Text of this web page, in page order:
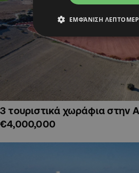
3 τουριστικά χωράφια στην
€4,000,000
ΕΜΦΆΝΙΣΗ